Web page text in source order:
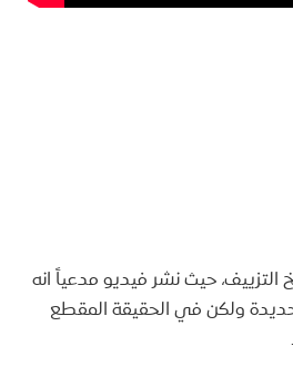
حيث نشر فيديو مدعياً انه
ولكن في الحقيقة المقطع